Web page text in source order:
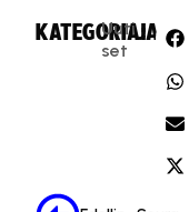
KATEGORIA:
Uuti
set
JAA: